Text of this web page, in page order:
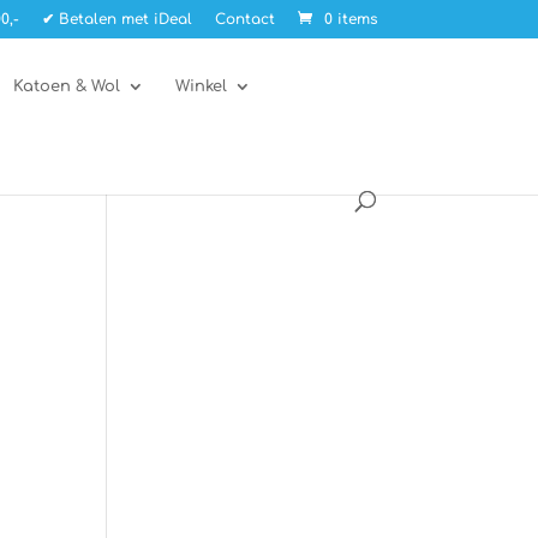
✔ Betalen met iDeal Contact 0 items
Katoen & Wol Winkel